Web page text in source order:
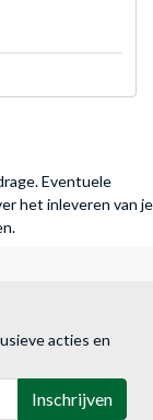
Eventuele
het inleveren van je
acties en
Inschrijven